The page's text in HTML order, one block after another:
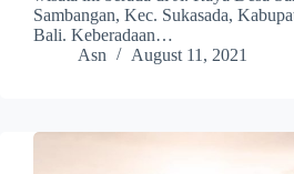
Sambangan, Kec. Sukasada,
Bali. Keberadaan…
Asn
August 11, 2021